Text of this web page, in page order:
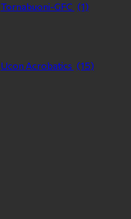
Tornabuoni-GFC (1)
Ucon Acrobatics (15)